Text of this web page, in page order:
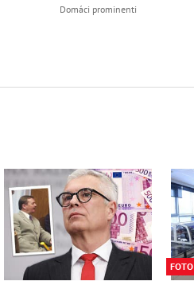
Domáci prominenti
FOTO